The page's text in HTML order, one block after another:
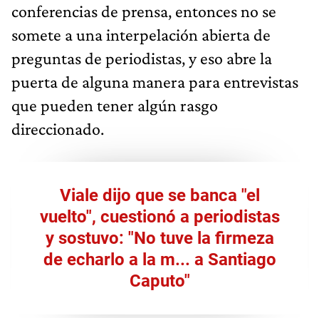
conferencias de prensa, entonces no se
somete a una interpelación abierta de
preguntas de periodistas, y eso abre la
puerta de alguna manera para entrevistas
que pueden tener algún rasgo
direccionado.
Viale dijo que se banca "el
vuelto", cuestionó a periodistas
y sostuvo: "No tuve la firmeza
de echarlo a la m... a Santiago
Caputo"